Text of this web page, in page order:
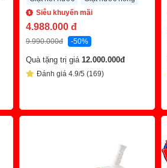
Siêu khuyến mãi
4.988.000 đ
9.990.000đ -50%
Quà tặng trị giá 12.000.000đ
Đánh giá 4.9/5 (169)